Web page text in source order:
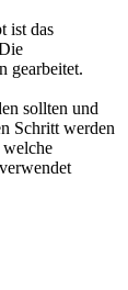
ist das
gearbeitet.
sollten und
Schritt werden
welche